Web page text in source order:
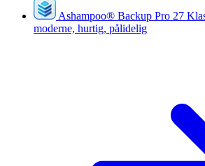
Ashampoo® Backup Pro 27
moderne, hurtig, pålidelig